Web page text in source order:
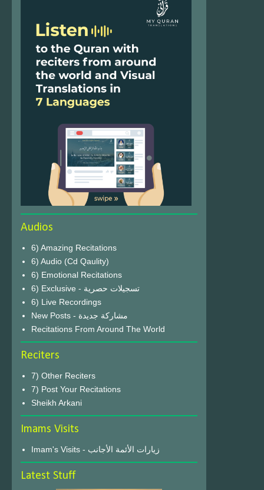
Audios
6) Amazing Recitations
6) Audio (Cd Qaulity)
6) Emotional Recitations
6) Exclusive - تسجيلات حصرية
6) Live Recordings
New Posts - مشاركة جديدة
Recitations From Around The World
Reciters
7) Other Reciters
7) Post Your Recitations
Sheikh Arkani
Imams Visits
Imam's Visits - زيارات الأئمة الأجانب
Latest Stuff